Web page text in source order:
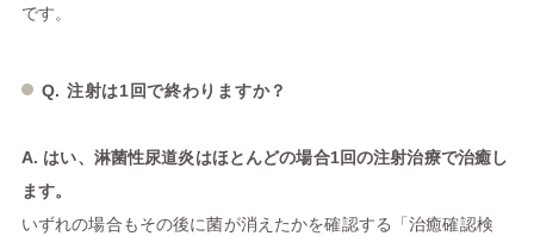
です。
Q. 注射は1回で終わりますか？
A. はい、淋菌性尿道炎はほとんどの場合1回の注射治療で治癒し
ます。
いずれの場合もその後に菌が消えたかを確認する「治癒確認検